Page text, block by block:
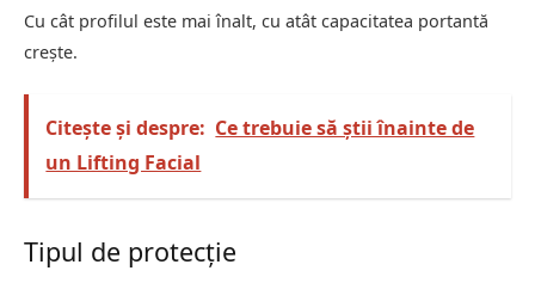
Cu cât profilul este mai înalt, cu atât capacitatea portantă
crește.
Citește și despre: Ce trebuie să știi înainte de
un Lifting Facial
Tipul de protecție